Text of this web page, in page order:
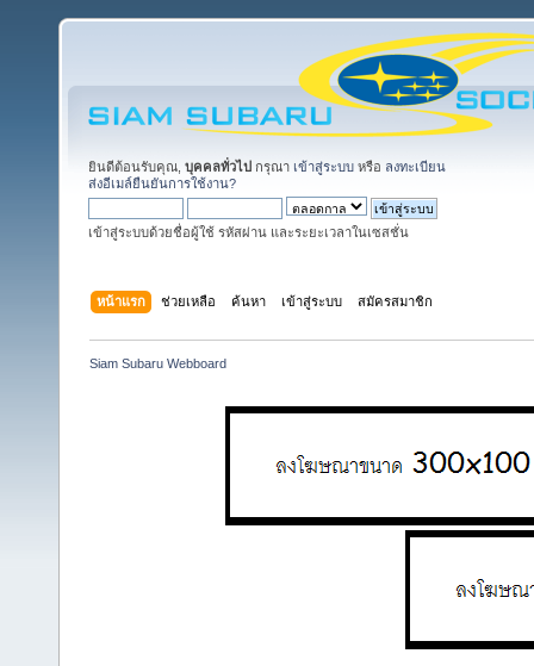
ยินดีต้อนรับคุณ, บุคคลทั่วไป กรุณา เข้าสู่ระบบ หรือ ลงทะเบียน
ส่งอีเมล์ยืนยันการใช้งาน?
เข้าสู่ระบบด้วยชื่อผู้ใช้ รหัสผ่าน และระยะเวลาในเซสชั่น
หน้าแรก ช่วยเหลือ ค้นหา เข้าสู่ระบบ สมัครสมาชิก
Siam Subaru Webboard